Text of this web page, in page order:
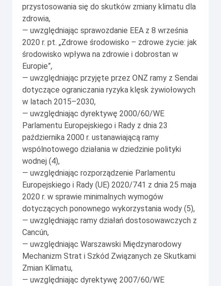
przystosowania się do skutków zmiany klimatu dla
zdrowia,
— uwzględniając sprawozdanie EEA z 8 września
2020 r. pt. „Zdrowe środowisko – zdrowe życie: jak
środowisko wpływa na zdrowie i dobrostan w
Europie”,
— uwzględniając przyjęte przez ONZ ramy z Sendai
dotyczące ograniczania ryzyka klęsk żywiołowych
w latach 2015–2030,
— uwzględniając dyrektywę 2000/60/WE
Parlamentu Europejskiego i Rady z dnia 23
października 2000 r. ustanawiającą ramy
wspólnotowego działania w dziedzinie polityki
wodnej (4),
— uwzględniając rozporządzenie Parlamentu
Europejskiego i Rady (UE) 2020/741 z dnia 25 maja
2020 r. w sprawie minimalnych wymogów
dotyczących ponownego wykorzystania wody (5),
— uwzględniając ramy działań dostosowawczych z
Cancún,
— uwzględniając Warszawski Międzynarodowy
Mechanizm Strat i Szkód Związanych ze Skutkami
Zmian Klimatu,
— uwzględniając dyrektywę 2007/60/WE